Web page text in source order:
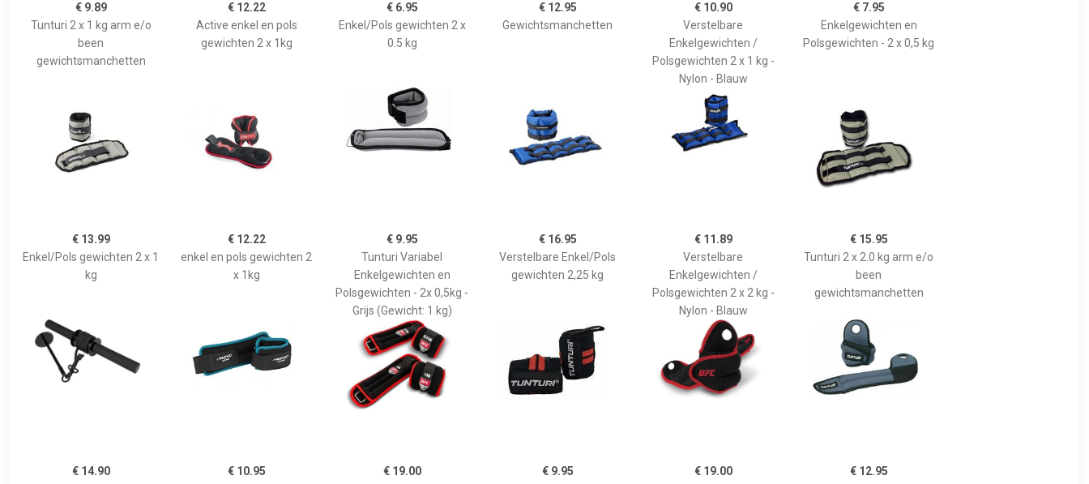
€ 9.89
Tunturi 2 x 1 kg arm e/o
been
gewichtsmanchetten
€ 12.22
Active enkel en pols
gewichten 2 x 1kg
€ 6.95
Enkel/Pols gewichten 2 x
0.5 kg
€ 12.95
Gewichtsmanchetten
€ 10.90
Verstelbare
Enkelgewichten /
Polsgewichten 2 x 1 kg -
Nylon - Blauw
€ 7.95
Enkelgewichten en
Polsgewichten - 2 x 0,5 kg
€ 13.99
Enkel/Pols gewichten 2 x 1
kg
€ 12.22
enkel en pols gewichten 2
x 1kg
€ 9.95
Tunturi Variabel
Enkelgewichten en
Polsgewichten - 2x 0,5kg -
Grijs (Gewicht: 1 kg)
€ 16.95
Verstelbare Enkel/Pols
gewichten 2,25 kg
€ 11.89
Verstelbare
Enkelgewichten /
Polsgewichten 2 x 2 kg -
Nylon - Blauw
€ 15.95
Tunturi 2 x 2.0 kg arm e/o
been
gewichtsmanchetten
€ 14.90
€ 10.95
€ 19.00
€ 9.95
€ 19.00
€ 12.95